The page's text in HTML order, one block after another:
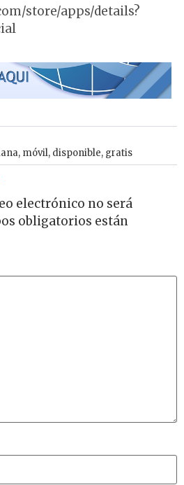
store/apps/details?
, móvil, disponible, gratis
electrónico no será
obligatorios están